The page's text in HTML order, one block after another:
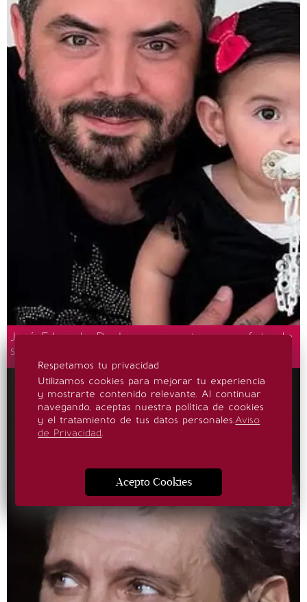
José Eduardo Derbez comparte nueva foto de
su hija en medio de rumores de separación
Respetamos tu privacidad
Utilizamos cookies para mejorar tu experiencia
y mostrarte contenido relevante. Al continuar
navegando, aceptas nuestra política de cookies
y el tratamiento de tus datos personales.Aviso
de Privacidad.
Acepto Cookies